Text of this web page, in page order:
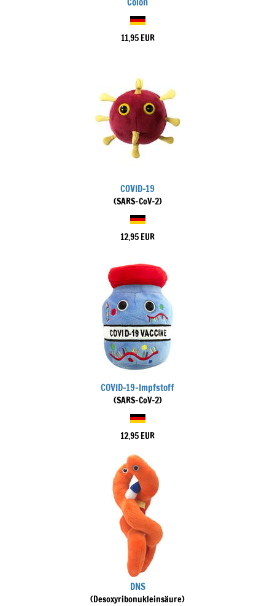
11,95 EUR
COVID-19
(SARS-CoV-2)
12,95 EUR
COVID-19-Impfstoff
(SARS-CoV-2)
12,95 EUR
DNS
(Desoxyribonukleinsäure)